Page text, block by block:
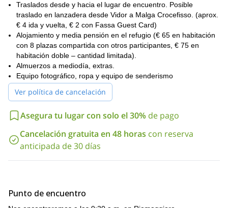
Traslados desde y hacia el lugar de encuentro. Posible
traslado en lanzadera desde Vidor a Malga Crocefisso. (aprox.
€ 4 ida y vuelta, € 2 con Fassa Guest Card)
Alojamiento y media pensión en el refugio (€ 65 en habitación
con 8 plazas compartida con otros participantes, € 75 en
habitación doble – cantidad limitada).
Almuerzos a mediodía, extras.
Equipo fotográfico, ropa y equipo de senderismo
Ver política de cancelación
Asegura tu lugar con solo el 30% de pago
Cancelación gratuita en 48 horas con reserva
anticipada de 30 días
Punto de encuentro